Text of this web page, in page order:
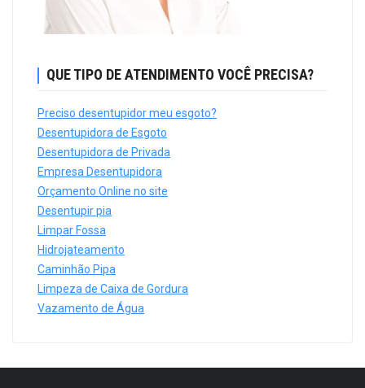
QUE TIPO DE ATENDIMENTO VOCÊ PRECISA?
Preciso desentupidor meu esgoto?
Desentupidora de Esgoto
Desentupidora de Privada
Empresa Desentupidora
Orçamento Online no site
Desentupir pia
Limpar Fossa
Hidrojateamento
Caminhão Pipa
Limpeza de Caixa de Gordura
Vazamento de Água